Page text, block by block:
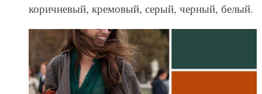
коричневый, кремовый, серый, черный, белый.